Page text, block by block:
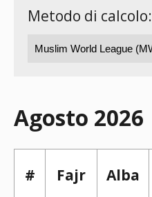
Metodo di calcolo:
Agosto 2026
# Fajr Alba